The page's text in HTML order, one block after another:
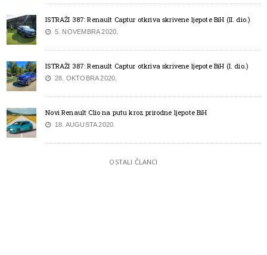
ISTRAŽI 387: Renault Captur otkriva skrivene ljepote BiH (II. dio.)
5. NOVEMBRA 2020.
ISTRAŽI 387: Renault Captur otkriva skrivene ljepote BiH (I. dio.)
28. OKTOBRA 2020.
Novi Renault Clio na putu kroz prirodne ljepote BiH
18. AUGUSTA 2020.
OSTALI ČLANCI